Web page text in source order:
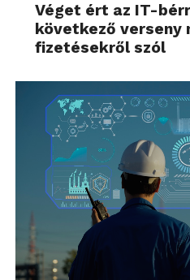
Véget ért az IT-
következő verseny
fizetésekről szól